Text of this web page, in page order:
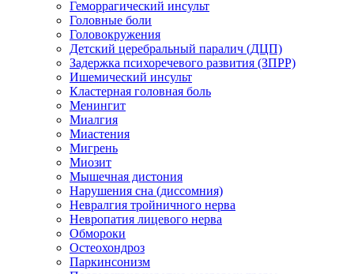
Геморрагический инсульт
Головные боли
Головокружения
Детский церебральный паралич (ДЦП)
Задержка психоречевого развития (ЗПРР)
Ишемический инсульт
Кластерная головная боль
Менингит
Миалгия
Миастения
Мигрень
Миозит
Мышечная дистония
Нарушения сна (диссомния)
Невралгия тройничного нерва
Невропатия лицевого нерва
Обмороки
Остеохондроз
Паркинсонизм